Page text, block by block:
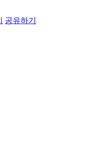
공유하기